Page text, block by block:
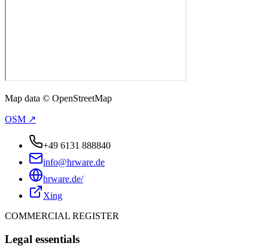
Map data © OpenStreetMap
OSM ↗
+49 6131 888840
info@hrware.de
hrware.de/
Xing
COMMERCIAL REGISTER
Legal essentials